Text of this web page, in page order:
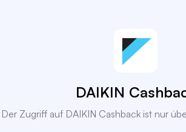
DAIKIN
Der Zugriff auf DAIKIN Cashback ist nur